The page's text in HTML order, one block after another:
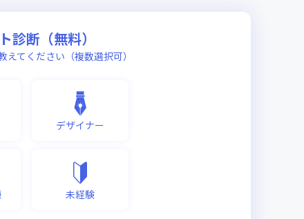
診断（無料）
えてください（複数選択可）
デザイナー
未経験